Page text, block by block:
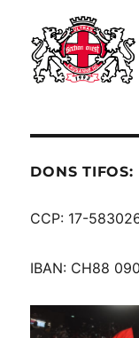
DONS TIFOS:
CCP: 17-
IBAN: CH88